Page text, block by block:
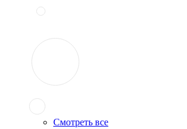
Смотреть все